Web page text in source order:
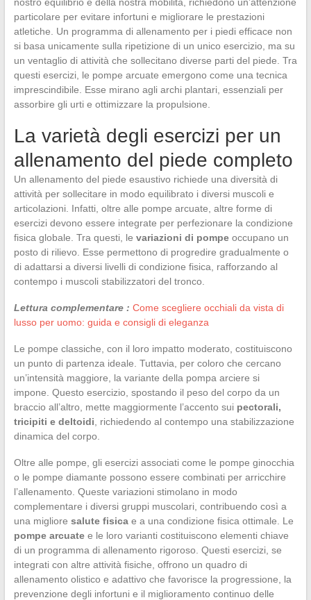
particolare per evitare infortuni e migliorare le prestazioni
atletiche. Un programma di allenamento per i piedi efficace non
si basa unicamente sulla ripetizione di un unico esercizio, ma su
un ventaglio di attività che sollecitano diverse parti del piede. Tra
questi esercizi, le pompe arcuate emergono come una tecnica
imprescindibile. Esse mirano agli archi plantari, essenziali per
assorbire gli urti e ottimizzare la propulsione.
La varietà degli esercizi per un
allenamento del piede completo
Un allenamento del piede esaustivo richiede una diversità di
attività per sollecitare in modo equilibrato i diversi muscoli e
articolazioni. Infatti, oltre alle pompe arcuate, altre forme di
esercizi devono essere integrate per perfezionare la condizione
fisica globale. Tra questi, le variazioni di pompeoccupano un
posto di rilievo. Esse permettono di progredire gradualmente o
di adattarsi a diversi livelli di condizione fisica, rafforzando al
contempo i muscoli stabilizzatori del tronco.
Lettura complementare : Come scegliere occhiali da vista di
lusso per uomo: guida e consigli di eleganza
Le pompe classiche, con il loro impatto moderato, costituiscono
un punto di partenza ideale. Tuttavia, per coloro che cercano
un’intensità maggiore, la variante della pompa arciere si
impone. Questo esercizio, spostando il peso del corpo da un
braccio all’altro, mette maggiormente l’accento sui pectorali,
tricipiti e deltoidi , richiedendo al contempo una stabilizzazione
dinamica del corpo.
Oltre alle pompe, gli esercizi associati come le pompe ginocchia
o le pompe diamante possono essere combinati per arricchire
l’allenamento. Queste variazioni stimolano in modo
complementare i diversi gruppi muscolari, contribuendo così a
una migliore salute fisicae a una condizione fisica ottimale. Le
pompe arcuatee le loro varianti costituiscono elementi chiave
di un programma di allenamento rigoroso. Questi esercizi, se
integrati con altre attività fisiche, offrono un quadro di
allenamento olistico e adattivo che favorisce la progressione, la
prevenzione degli infortuni e il miglioramento continuo delle